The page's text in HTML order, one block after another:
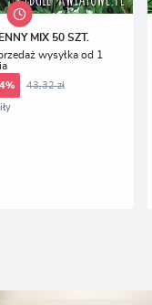
MIX 50 SZT.
wysyłka od 1
43,32 zł